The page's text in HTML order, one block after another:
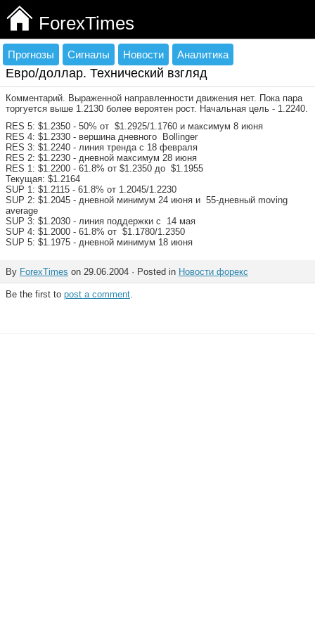
ForexTimes
Прогнозы Сигналы Новости Аналитика
Евро/доллар. Технический взгляд
Комментарий. Выраженной направленности движения нет. Пока пара
торгуется выше 1.2130 более вероятен рост. Начальная цель - 1.2240.
RES 5: $1.2350 - 50% от $1.2925/1.1760 и максимум 8 июня
RES 4: $1.2330 - вершина дневного Bollinger
RES 3: $1.2240 - линия тренда с 18 февраля
RES 2: $1.2230 - дневной максимум 28 июня
RES 1: $1.2200 - 61.8% от $1.2350 до $1.1955
Текущая: $1.2164
SUP 1: $1.2115 - 61.8% от 1.2045/1.2230
SUP 2: $1.2045 - дневной минимум 24 июня и 55-дневный moving
average
SUP 3: $1.2030 - линия поддержки с 14 мая
SUP 4: $1.2000 - 61.8% от $1.1780/1.2350
SUP 5: $1.1975 - дневной минимум 18 июня
By ForexTimes on 29.06.2004 · Posted in Новости форекс
Be the first to post a comment.